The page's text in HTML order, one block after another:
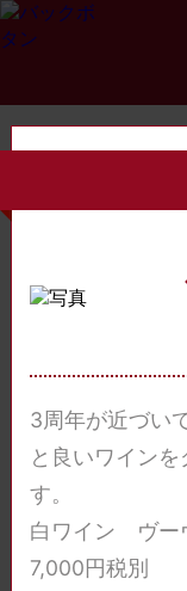
3周年が近づい
と良いワイン
す。
白ワイン ヴー
7,000円税別